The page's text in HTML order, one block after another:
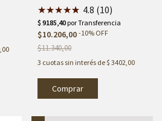
★★★★★
★ 4.8 (10)
$10.206,00 -10% OFF
$11.340,00
3 cuotas sin interés de$ 3402,00